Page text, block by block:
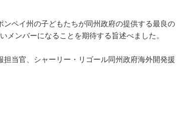
ペイ州の子どもたちが同州政府の提供する最良の
ンバーになることを期待する旨述べました。
当官、シャーリー・リゴール同州政府海外開発援